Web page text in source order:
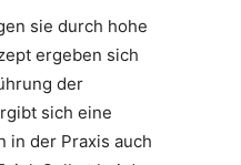
sie durch hohe
ergeben sich
der
sich eine
in der Praxis auch